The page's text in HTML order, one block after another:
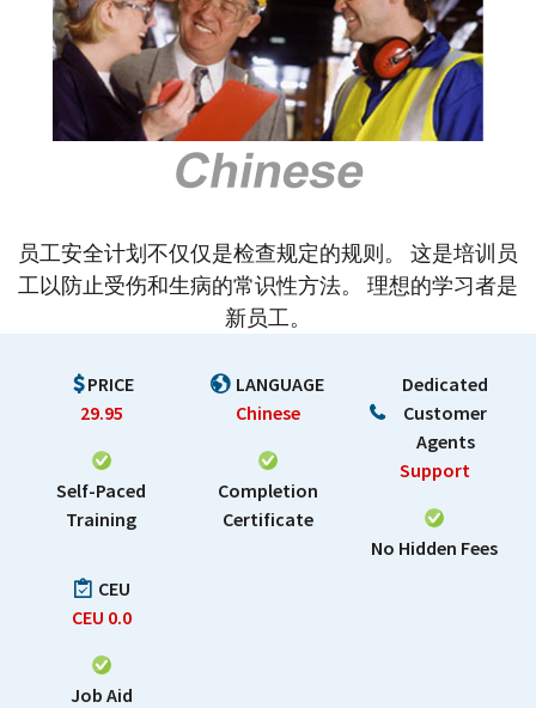
员工安全计划不仅仅是检查规定的规则。 这是培训员
工以防止受伤和生病的常识性方法。 理想的学习者是
新员工。
PRICE
29.95
Self-Paced
Training
LANGUAGE
Chinese
Completion
Certificate
Dedicated
Customer
Agents
Support
No Hidden Fees
CEU
CEU 0.0
Job Aid